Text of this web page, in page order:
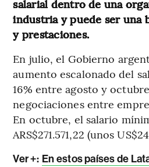
salarial dentro de una
industria y puede ser una
y prestaciones.
En julio, el Gobierno
aumento escalonado del
16% entre agosto y
negociaciones entre
En octubre, el salario
ARS$271.571,22 (unos
Ver +: En estos países de